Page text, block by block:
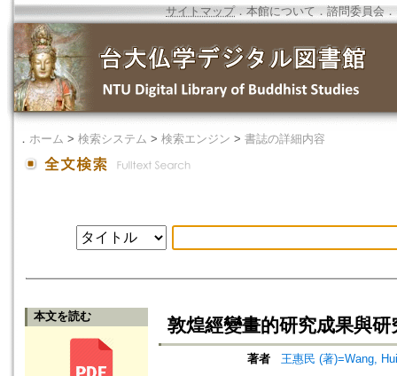
サイトマップ．本館について ． 諮問委員会 ．
． ホーム > 検索システム > 検索エンジン > 書誌の詳細内容
本文を読む 敦煌經變畫的研究成果與研
著者
王惠民 (著)=Wang,